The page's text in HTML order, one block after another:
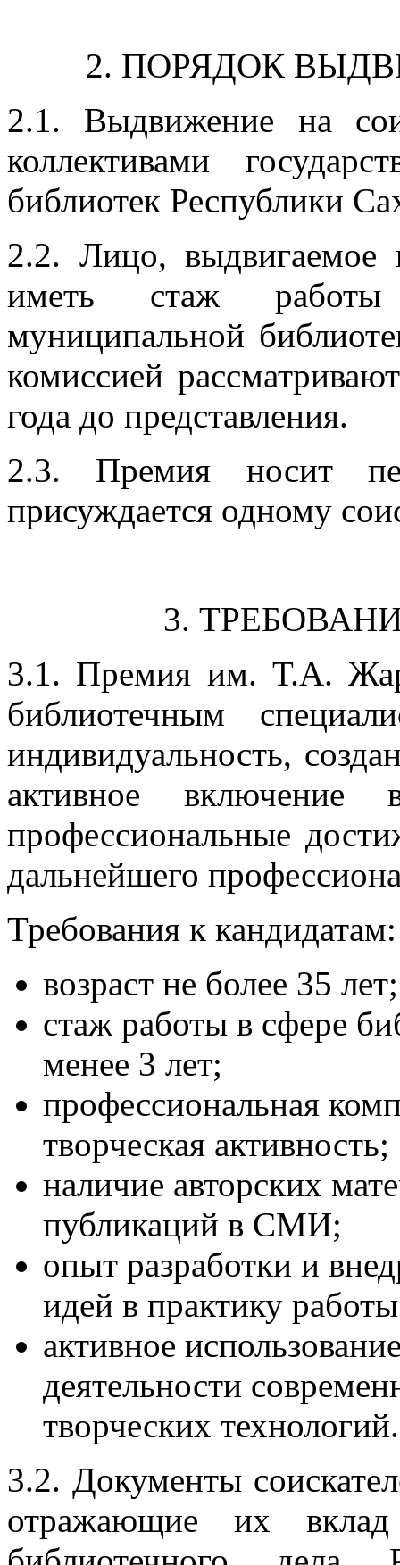
2. ПОРЯДОК
2.1. Выдвижение на
коллективами
библиотек Республики
2.2. Лицо, выдвигаемое
иметь стаж
муниципальной
комиссией
года до представления.
2.3. Премия носит
присуждается одному
3.
3.1. Премия им. Т.А.
библиотечным
индивидуальность,
активное включение
профессиональные
дальнейшего
Требования к кандидатам:
возраст не более 35 лет;
стаж работы в сфере
менее 3 лет;
профессиональная
творческая активность;
наличие авторских
публикаций в СМИ;
опыт разработки и
идей в практику
активное
деятельности
творческих технологий.
3.2. Документы
отражающие их